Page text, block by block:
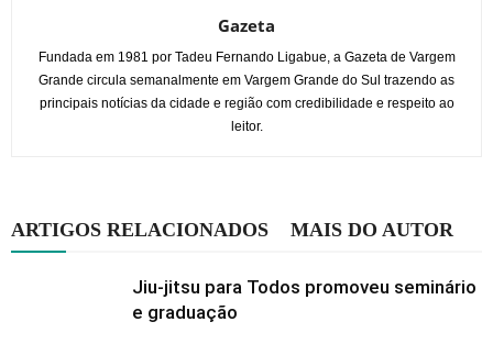
Gazeta
Fundada em 1981 por Tadeu Fernando Ligabue, a Gazeta de Vargem
Grande circula semanalmente em Vargem Grande do Sul trazendo as
principais notícias da cidade e região com credibilidade e respeito ao
leitor.
ARTIGOS RELACIONADOS MAIS DO AUTOR
Jiu-jitsu para Todos promoveu seminário
e graduação